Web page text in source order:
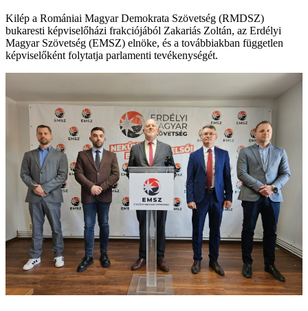
Kilép a Romániai Magyar Demokrata Szövetség (RMDSZ)
bukaresti képviselőházi frakciójából Zakariás Zoltán, az Erdélyi
Magyar Szövetség (EMSZ) elnöke, és a továbbiakban független
képviselőként folytatja parlamenti tevékenységét.